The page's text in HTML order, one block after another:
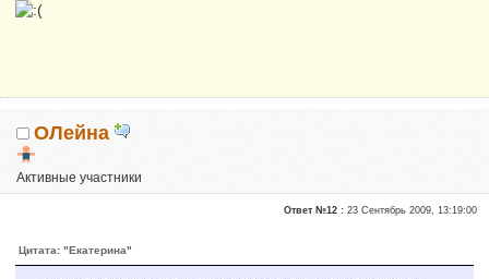
ОЛейна
Активные участники
Ответ №12 :23 Сентябрь 2009, 13:19:00
Цитата: "Екатерина"